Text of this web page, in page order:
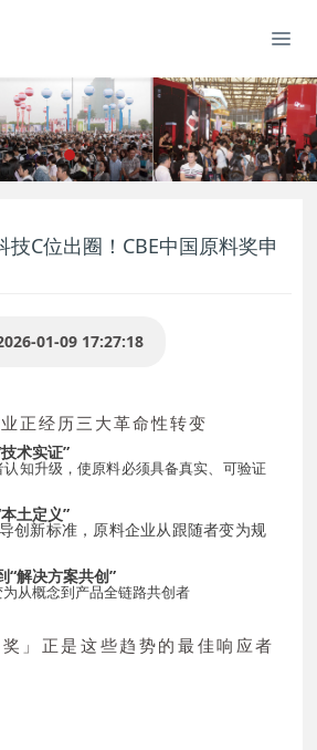
C位出圈！CBE中国原料奖申
01-09 17:27:18
正经历三大革命性转变
术实证”
知升级，使原料必须具备真实、可验证
土定义”
创新标准，原料企业从跟随者变为规
“解决方案共创”
从概念到产品全链路共创者
奖」正是这些趋势的最佳响应者